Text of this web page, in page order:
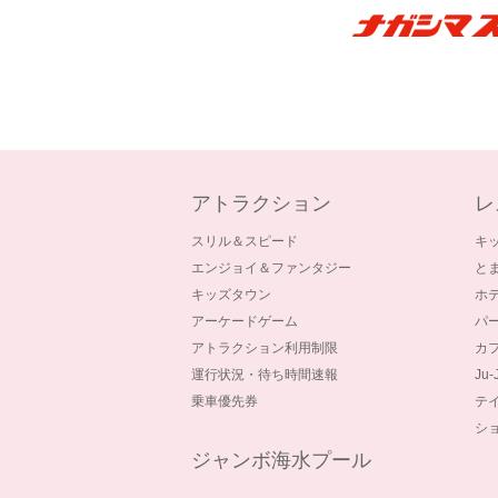
アトラクション
スリル＆スピード
エンジョイ＆ファンタジー
キッズタウン
アーケードゲーム
アトラクション利用制限
運行状況・待ち時間速報
乗車優先券
ジャンボ海水プール
キ
と
ホ
パ
カ
Ju-
テ
シ